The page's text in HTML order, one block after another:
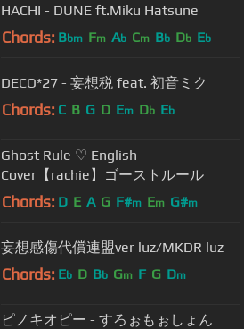
HACHI - DUNE ft.Miku Hatsune
Chords: Bbm Fm Ab Cm Bb Db Eb
DECO*27 - 妄想税 feat. 初音ミク
Chords: C B G D Em Db Eb
Ghost Rule ♡ English
Cover【rachie】ゴーストルール
Chords: D E A G F#m Em G#m
妄想感傷代償連盟ver luz/MKDR luz
Chords: Eb D Bb Gm F G Dm
ピノキオピー - すろぉもぉしょん